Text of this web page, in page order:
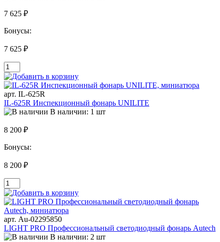
7 625 ₽
Бонусы:
7 625 ₽
арт. IL-625R
IL-625R Инспекционный фонарь UNILITE
В наличии: 1 шт
8 200 ₽
Бонусы:
8 200 ₽
арт. Au-02295850
LIGHT PRO Профессиональный светодиодный фонарь Autech
В наличии: 2 шт